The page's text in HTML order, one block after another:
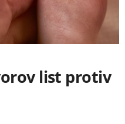
list protiv